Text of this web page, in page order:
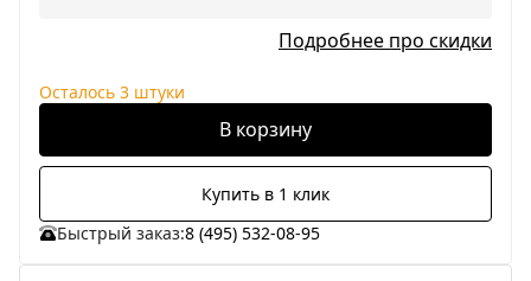
Подробнее про скидки
Осталось 3 штуки
В корзину
Купить в 1 клик
Быстрый заказ:8 (495) 532-08-95